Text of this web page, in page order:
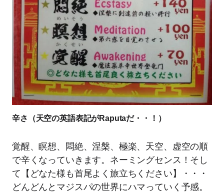
辛さ（天空の英語表記がRaputaだ・・！）
覚醒、瞑想、悶絶、涅槃、極楽、天空、虚空の順
で辛くなっていきます。ネーミングセンス！そし
て【どなた様も首尾よく旅立ちください】・・・
どんどんとマジスパの世界にハマっていく予感。